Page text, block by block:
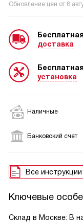
Обновление цен от 8
Бесплатная
доставка
Бесплатная
установка
Наличные
Банковский счет
Все инструкции
Ключевые
Склад в Москве: В